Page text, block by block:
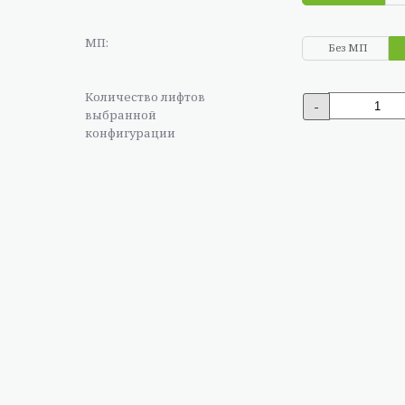
МП:
Количество лифтов
выбранной
конфигурации
Без МП
-